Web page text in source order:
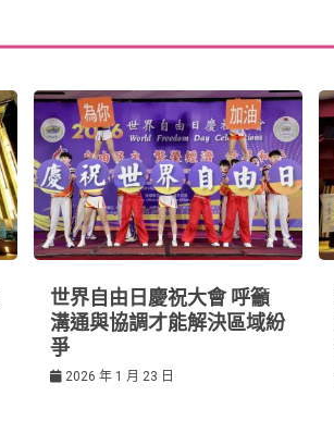
世界自由日慶祝大會 呼籲
溝通與協調才能解決區域紛
爭
2026 年 1 月 23 日